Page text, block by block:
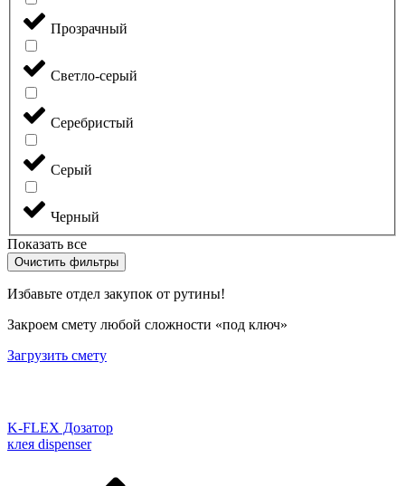
Прозрачный
Светло-серый
Серебристый
Серый
Черный
Показать все
Очистить фильтры
Избавьте отдел закупок от рутины!
Закроем смету любой сложности «под ключ»
Загрузить смету
K-FLEX Дозатор
клея dispenser